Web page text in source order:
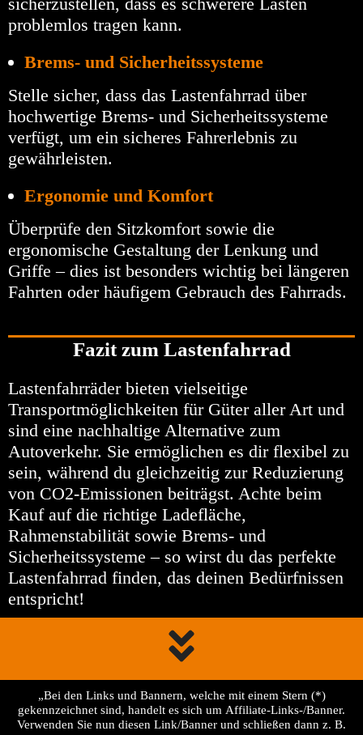
problemlos tragen kann.
Brems- und Sicherheitssysteme
Stelle sicher, dass das Lastenfahrrad über
hochwertige Brems- und Sicherheitssysteme
verfügt, um ein sicheres Fahrerlebnis zu
gewährleisten.
Ergonomie und Komfort
Überprüfe den Sitzkomfort sowie die
ergonomische Gestaltung der Lenkung und
Griffe – dies ist besonders wichtig bei längeren
Fahrten oder häufigem Gebrauch des Fahrrads.
Fazit zum Lastenfahrrad
Lastenfahrräder bieten vielseitige
Transportmöglichkeiten für Güter aller Art und
sind eine nachhaltige Alternative zum
Autoverkehr. Sie ermöglichen es dir flexibel zu
sein, während du gleichzeitig zur Reduzierung
von CO2-Emissionen beiträgst. Achte beim
Kauf auf die richtige Ladefläche,
Rahmenstabilität sowie Brems- und
Sicherheitssysteme – so wirst du das perfekte
Lastenfahrrad finden, das deinen Bedürfnissen
entspricht!
„Bei den Links und Bannern, welche mit einem Stern (*)
gekennzeichnet sind, handelt es sich um Affiliate-Links-/Banner.
Verwenden Sie nun diesen Link/Banner und schließen dann z. B.